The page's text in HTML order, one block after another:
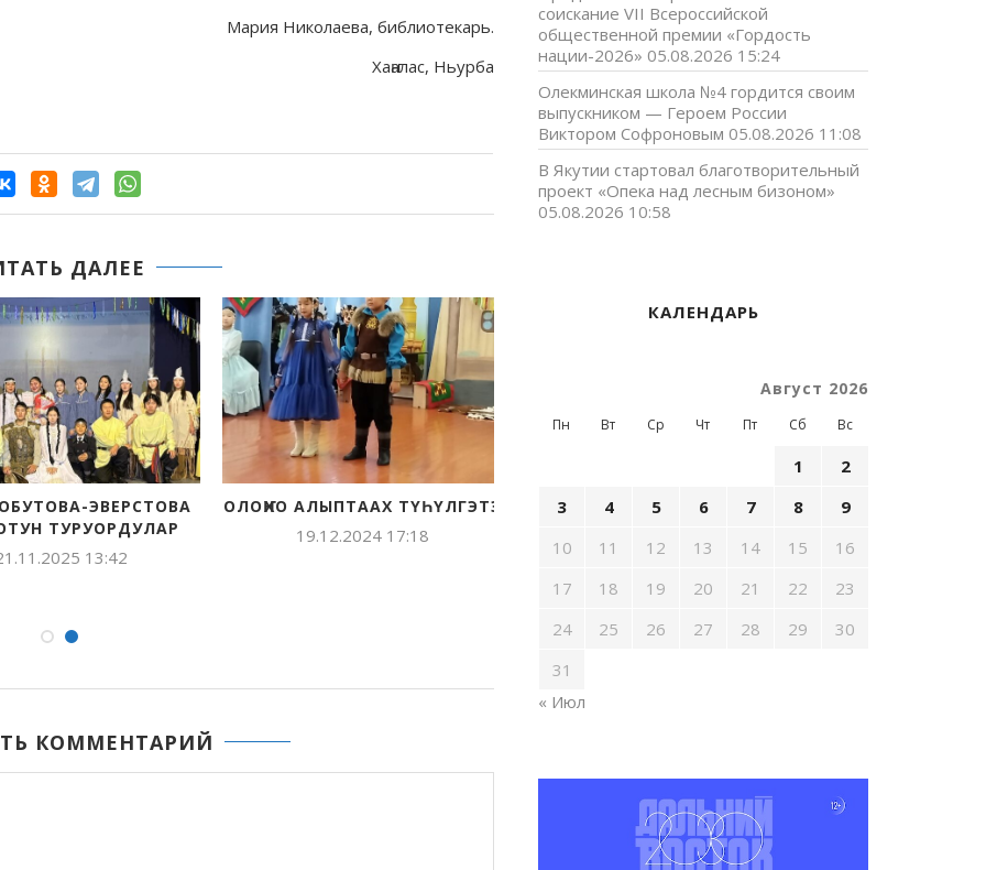
Мария Николаева, библиотекарь.
Хаҥалас, Ньурба
ДАЛЕЕ
ЭВЕРСТОВА
ТУРУОРДУЛАР
13:42
ОЛОҤХО АЛЫПТААХ ТҮҺҮЛГЭТЭ
19.12.2024 17:18
КОММЕНТАРИЙ
соискание VII Всероссийской
общественной премии «Гордость
нации-2026» 05.08.2026 15:24
Олекминская школа №4 гордится своим
выпускником — Героем России
Виктором Софроновым 05.08.2026 11:08
В Якутии стартовал благотворительный
проект «Опека над лесным бизоном»
05.08.2026 10:58
КАЛЕНДАРЬ
Август 2026
Пн Вт Ср Чт Пт Сб Вс
1
2
3
4 5 6 7 8
9
10
11 12 13 14 15
16
17
18 19 20 21 22
23
24
25 26 27 28 29
30
31
« Июл